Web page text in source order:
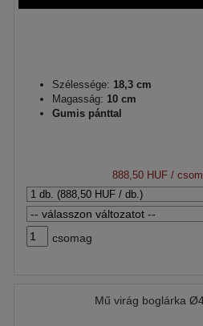
Szélessége: 18,3 cm
Magasság: 10 cm
Gumis pánttal
888,50 HUF /
csomag
Mű virág boglárka